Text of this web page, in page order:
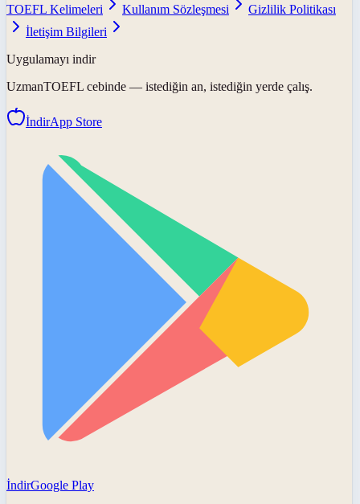
TOEFL Kelimeleri
Kullanım Sözleşmesi
Gizlilik Politikası
İletişim Bilgileri
Uygulamayı indir
UzmanTOEFL cebinde — istediğin an, istediğin yerde çalış.
İndirApp Store
İndirGoogle Play